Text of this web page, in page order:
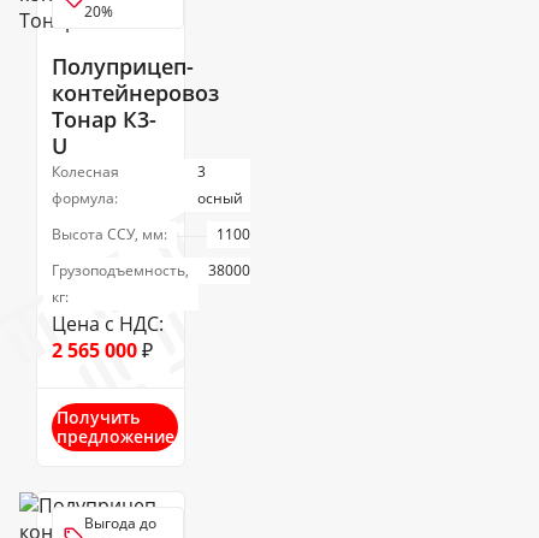
20%
Полуприцеп-
контейнеровоз
Тонар К3-
U
Колесная
формула:
3
осный
Высота ССУ, мм:
1100
Грузоподъемность,
кг:
38000
Цена с НДС:
2 565 000₽
Получить
предложение
Выгода до